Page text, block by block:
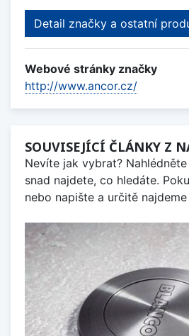
Detail značky a ostatní
Webové stránky značky
http://www.ancor.cz/
SOUVISEJÍCÍ ČLÁNKY Z
Nevíte jak vybrat?
snad najdete, co hledáte.
nebo napište a určitě najdeme